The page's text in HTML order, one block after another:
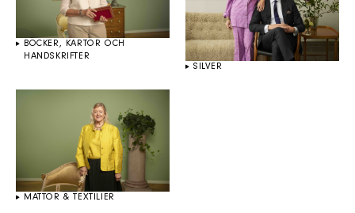
BÖCKER, KARTOR OCH
HANDSKRIFTER
SILVER
MATTOR & TEXTILIER